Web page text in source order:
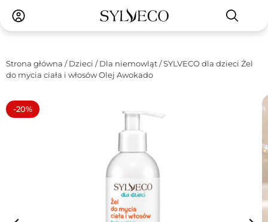
Strona główna /Dzieci /Dla niemowląt/ SYLVECO dla dzieci Żel
do mycia ciała i włosów Olej Awokado
-20%